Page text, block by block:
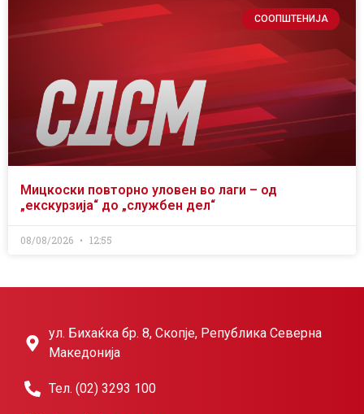
СООПШТЕНИЈА
Мицкоски повторно уловен во лаги – од
„екскурзија“ до „службен дел“
08/08/2026 12:55
ул. Бихаќка бр. 8, Скопје, Република Северна
Македонија
Тел. (02) 3293 100